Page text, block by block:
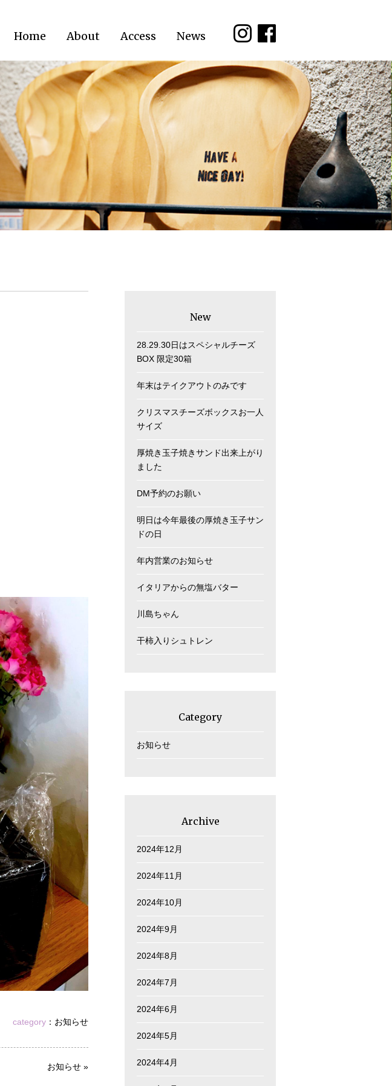
Home About Access News
category ： お知らせ
お知らせ »
New
28.29.30日はスペシャルチーズ
BOX 限定30箱
年末はテイクアウトのみです
クリスマスチーズボックスお一人
サイズ
厚焼き玉子焼きサンド出来上がり
ました
DM予約のお願い
明日は今年最後の厚焼き玉子サン
ドの日
年内営業のお知らせ
イタリアからの無塩バター
川島ちゃん
干柿入りシュトレン
Category
お知らせ
Archive
2024年12月
2024年11月
2024年10月
2024年9月
2024年8月
2024年7月
2024年6月
2024年5月
2024年4月